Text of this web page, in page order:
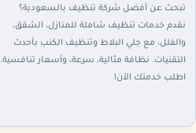
تبحث عن أفضل شركة تنظيف بالسعودية؟
نقدم خدمات تنظيف شاملة للمنازل، الشقق،
والفلل، مع جلي البلاط وتنظيف الكنب بأحدث
التقنيات. نظافة مثالية، سرعة، وأسعار تنافسية.
اطلب خدمتك الآن!